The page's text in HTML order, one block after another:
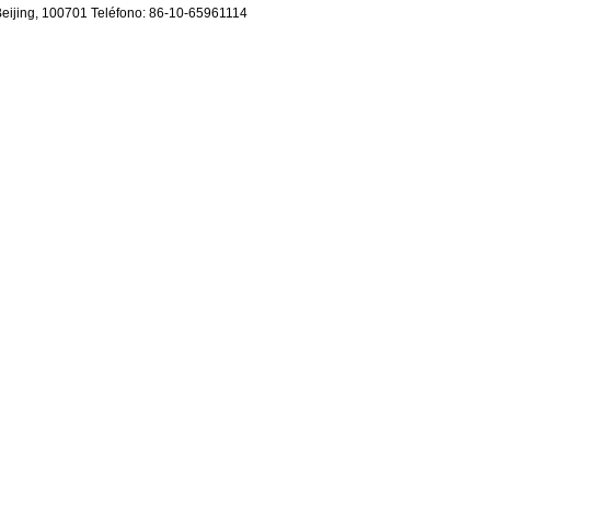
100701 Teléfono: 86-10-65961114